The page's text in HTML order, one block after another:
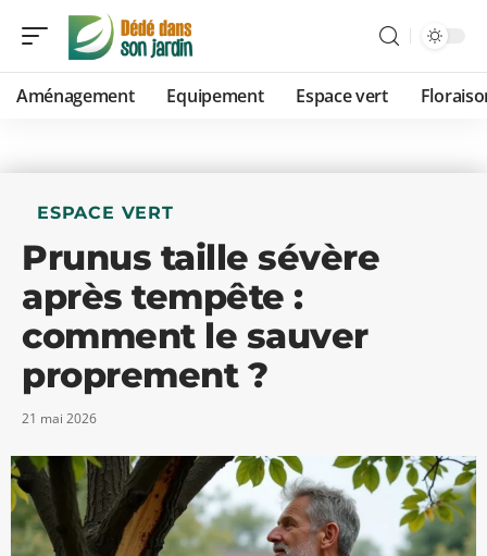
Aménagement Equipement Espace vert
ESPACE VERT
Prunus taille sévère
après tempête :
comment le sauver
proprement ?
21 mai 2026